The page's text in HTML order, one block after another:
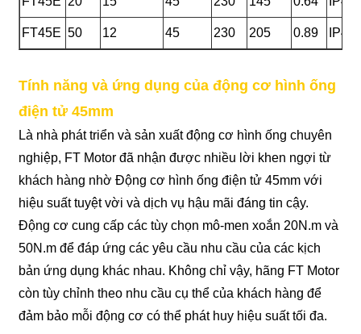
FT45E 50 12 45 230 205 0.89 IP44
Tính năng và ứng dụng của động cơ hình ống
điện tử 45mm
Là nhà phát triển và sản xuất động cơ hình ống chuyên
nghiệp, FT Motor đã nhận được nhiều lời khen ngợi từ
khách hàng nhờ Động cơ hình ống điện tử 45mm với
hiệu suất tuyệt vời và dịch vụ hậu mãi đáng tin cậy.
Động cơ cung cấp các tùy chọn mô-men xoắn 20N.m và
50N.m để đáp ứng các yêu cầu nhu cầu của các kịch
bản ứng dụng khác nhau. Không chỉ vậy, hãng FT Motor
còn tùy chỉnh theo nhu cầu cụ thể của khách hàng để
đảm bảo mỗi động cơ có thể phát huy hiệu suất tối đa.